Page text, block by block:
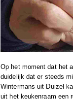
Op het moment dat het
duidelijk dat er steeds
Wintermans uit Duizel
uit het keukenraam een